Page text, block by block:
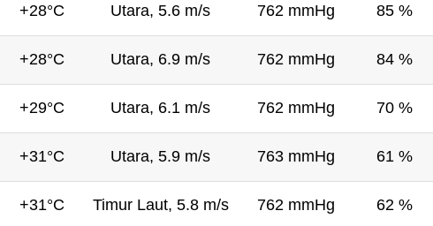
+28°C Utara, 5.6 m/s 762 mmHg 85 %
+28°C Utara, 6.9 m/s 762 mmHg 84 %
+29°C Utara, 6.1 m/s 762 mmHg 70 %
+31°C Utara, 5.9 m/s 763 mmHg 61 %
+31°C Timur Laut, 5.8 m/s 762 mmHg 62 %